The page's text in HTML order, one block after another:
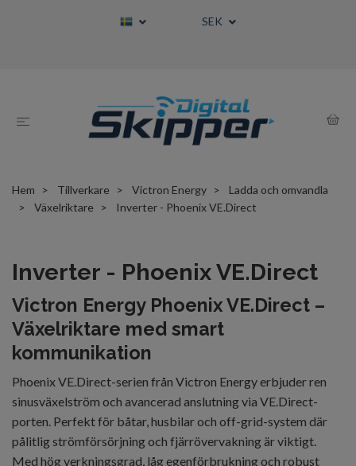
SEK
Hem Tillverkare Victron Energy
Ladda och omvandla
Växelriktare
Inverter - Phoenix VE.Direct
Inverter - Phoenix VE.Direct
Victron Energy Phoenix VE.Direct –
Växelriktare med smart
kommunikation
Phoenix VE.Direct-serien från Victron Energy erbjuder ren
sinusväxelström och avancerad anslutning via VE.Direct-
porten. Perfekt för båtar, husbilar och off-grid-system där
pålitlig strömförsörjning och fjärrövervakning är viktigt.
Med hög verkningsgrad, låg egenförbrukning och robust